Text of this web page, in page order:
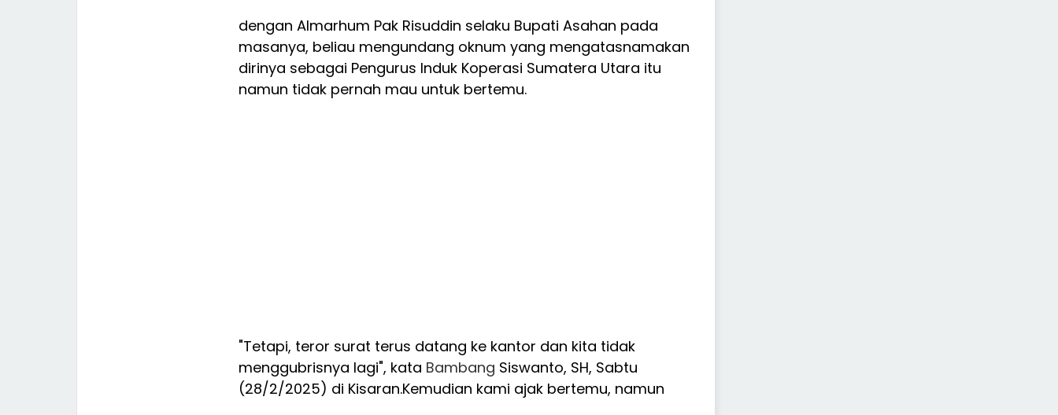
dengan Almarhum Pak Risuddin selaku Bupati Asahan pada
masanya, beliau mengundang oknum yang mengatasnamakan
dirinya sebagai Pengurus Induk Koperasi Sumatera Utara itu
namun tidak pernah mau untuk bertemu.
"Tetapi, teror surat terus datang ke kantor dan kita tidak
menggubrisnya lagi", kata Bambang Siswanto, SH, Sabtu
(28/2/2025) di Kisaran.Kemudian kami ajak bertemu, namun